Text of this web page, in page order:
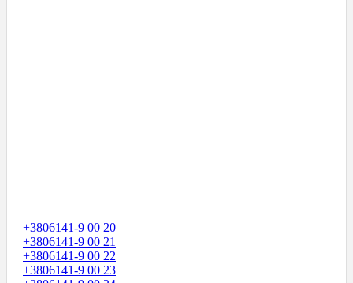
+3806141-9 00 20
+3806141-9 00 21
+3806141-9 00 22
+3806141-9 00 23